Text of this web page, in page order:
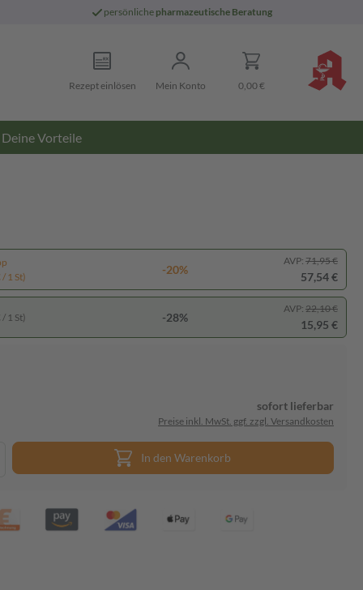
persönliche pharmazeutische Beratung
Rezept einlösen Mein Konto 0,00 €
Deine Vorteile
1 St)
-20%
AVP: 71,95 €
57,54 €
1 St) -28%
AVP: 22,10 €
15,95 €
sofort lieferbar
Preise inkl. MwSt. ggf. zzgl. Versandkosten
In den Warenkorb